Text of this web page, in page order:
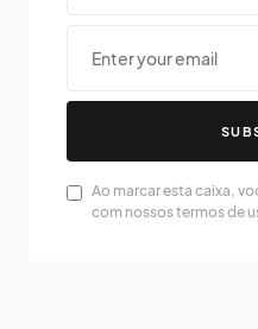
Ao marcar esta caixa,
com nossos termos de